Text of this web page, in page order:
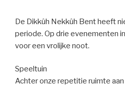
De Dikkûh Nekkûh Bent heeft
periode. Op drie evenementen
voor een vrolijke noot.
Speeltuin
Achter onze repetitie ruimte